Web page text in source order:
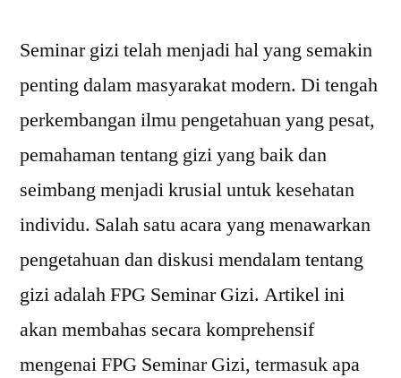
Seminar gizi telah menjadi hal yang semakin
penting dalam masyarakat modern. Di tengah
perkembangan ilmu pengetahuan yang pesat,
pemahaman tentang gizi yang baik dan
seimbang menjadi krusial untuk kesehatan
individu. Salah satu acara yang menawarkan
pengetahuan dan diskusi mendalam tentang
gizi adalah FPG Seminar Gizi. Artikel ini
akan membahas secara komprehensif
mengenai FPG Seminar Gizi, termasuk apa